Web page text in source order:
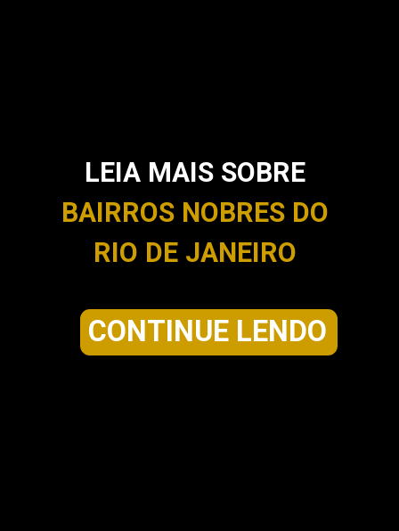
LEIA MAIS SOBRE
BAIRROS NOBRES DO
RIO DE JANEIRO
CONTINUE LENDO